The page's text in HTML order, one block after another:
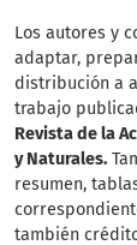
Los autores y
adaptar,
distribución a
trabajo
Revista de la
y Naturales.
resumen,
también